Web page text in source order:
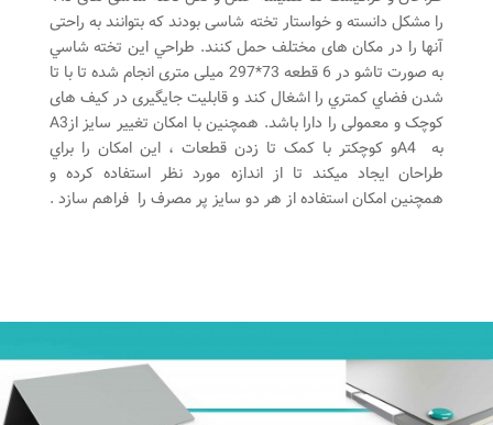
را مشكل دانسته و خواستار تخته شاسی بودند که بتوانند به راحتی
آنها را در مکان های مختلف حمل کنند. طراحي اين تخته شاسي
به صورت تاشو در 6 قطعه 73*297 میلی متری انجام شده تا با تا
شدن فضاي كمتري را اشغال کند و قابلیت جایگیری در کیف های
کوچک و معمولی را دارا باشد. همچنين با امکان تغيير سايز ازA3
به A4و کوچکتر با کمک تا زدن قطعات ، اين امكان را براي
طراحان ایجاد میکند تا از اندازه مورد نظر استفاده كرده و
همچنين امكان استفاده از هر دو سايز پر مصرف را فراهم سازد .